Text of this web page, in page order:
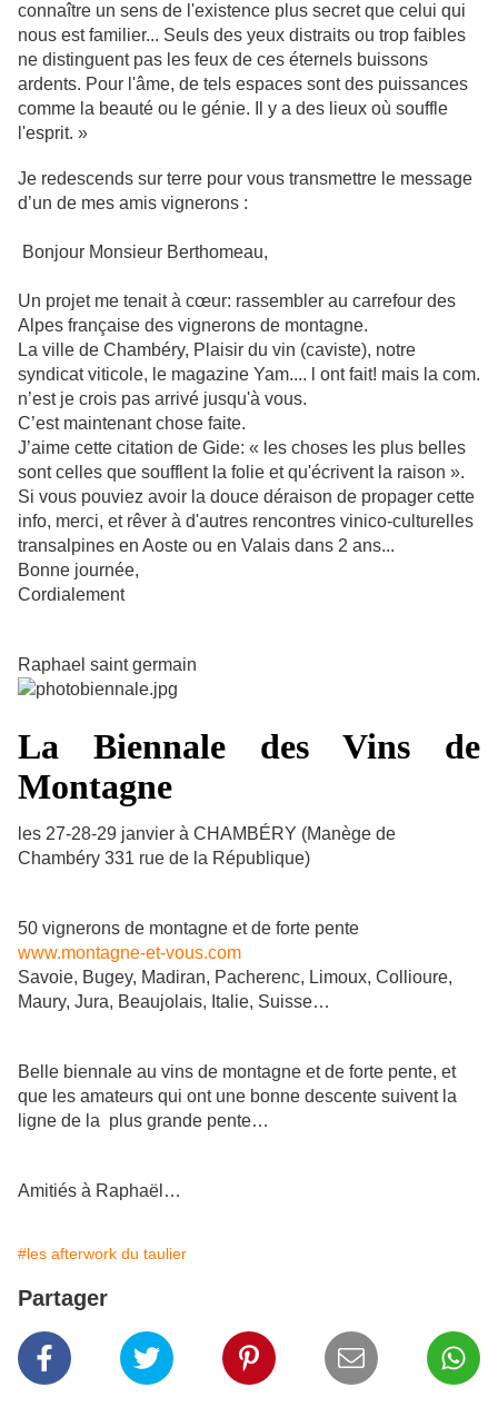
connaître un sens de l'existence plus secret que celui qui
nous est familier... Seuls des yeux distraits ou trop faibles
ne distinguent pas les feux de ces éternels buissons
ardents. Pour l'âme, de tels espaces sont des puissances
comme la beauté ou le génie. Il y a des lieux où souffle
l'esprit. »
Je redescends sur terre pour vous transmettre le message
d’un de mes amis vignerons :
Bonjour Monsieur Berthomeau,
Un projet me tenait à cœur: rassembler au carrefour des
Alpes française des vignerons de montagne.
La ville de Chambéry, Plaisir du vin (caviste), notre
syndicat viticole, le magazine Yam.... l ont fait! mais la com.
n’est je crois pas arrivé jusqu'à vous.
C’est maintenant chose faite.
J’aime cette citation de Gide: « les choses les plus belles
sont celles que soufflent la folie et qu'écrivent la raison ».
Si vous pouviez avoir la douce déraison de propager cette
info, merci, et rêver à d'autres rencontres vinico-culturelles
transalpines en Aoste ou en Valais dans 2 ans...
Bonne journée,
Cordialement
Raphael saint germain
La Biennale des Vins de
Montagne
les 27-28-29 janvier à CHAMBÉRY (Manège de
Chambéry 331 rue de la République)
50 vignerons de montagne et de forte pente
www.montagne-et-vous.com
Savoie, Bugey, Madiran, Pacherenc, Limoux, Collioure,
Maury, Jura, Beaujolais, Italie, Suisse…
Belle biennale au vins de montagne et de forte pente, et
que les amateurs qui ont une bonne descente suivent la
ligne de la plus grande pente…
Amitiés à Raphaël…
#les afterwork du taulier
Partager